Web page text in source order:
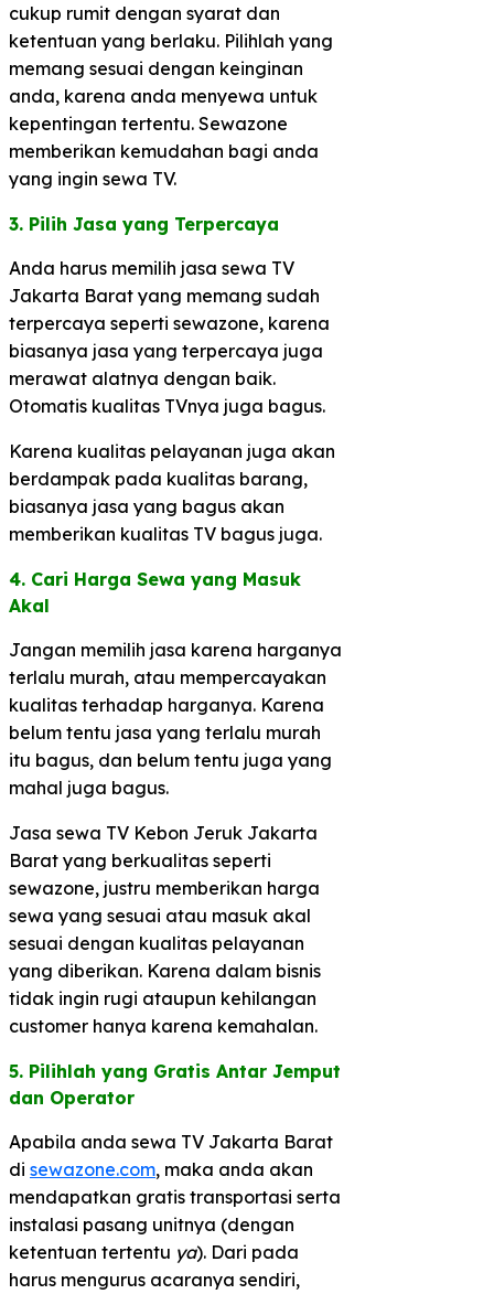
cukup rumit dengan syarat dan
ketentuan yang berlaku. Pilihlah yang
memang sesuai dengan keinginan
anda, karena anda menyewa untuk
kepentingan tertentu. Sewazone
memberikan kemudahan bagi anda
yang ingin sewa TV.
3. Pilih Jasa yang Terpercaya​
Anda harus memilih jasa sewa TV
Jakarta Barat yang memang sudah
terpercaya seperti sewazone, karena
biasanya jasa yang terpercaya juga
merawat alatnya dengan baik.
Otomatis kualitas TVnya juga bagus.
Karena kualitas pelayanan juga akan
berdampak pada kualitas barang,
biasanya jasa yang bagus akan
memberikan kualitas TV bagus juga.
4. Cari Harga Sewa yang Masuk
Akal​
Jangan memilih jasa karena harganya
terlalu murah, atau mempercayakan
kualitas terhadap harganya. Karena
belum tentu jasa yang terlalu murah
itu bagus, dan belum tentu juga yang
mahal juga bagus.
Jasa sewa TV Kebon Jeruk Jakarta
Barat yang berkualitas seperti
sewazone, justru memberikan harga
sewa yang sesuai atau masuk akal
sesuai dengan kualitas pelayanan
yang diberikan. Karena dalam bisnis
tidak ingin rugi ataupun kehilangan
customer hanya karena kemahalan.
5. Pilihlah yang Gratis Antar Jemput
dan Operator​
Apabila anda sewa TV Jakarta Barat
di sewazone.com, maka anda akan
mendapatkan gratis transportasi serta
instalasi pasang unitnya (dengan
ketentuan tertentu ya). Dari pada
harus mengurus acaranya sendiri,